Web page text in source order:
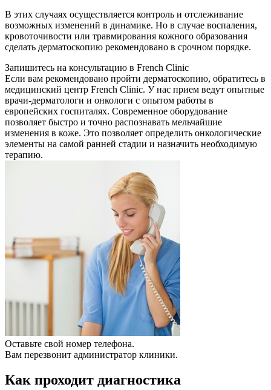
В этих случаях осуществляется контроль и отслеживание
возможных изменений в динамике. Но в случае воспаления,
кровоточивости или травмирования кожного образования
сделать дерматоскопию рекомендовано в срочном порядке.
Запишитесь на консультацию в French Clinic
Если вам рекомендовано пройти дерматоскопию, обратитесь в
медицинский центр French Clinic. У нас прием ведут опытные
врачи-дерматологи и онкологи с опытом работы в
европейских госпиталях. Современное оборудование
позволяет быстро и точно распознавать мельчайшие
изменения в коже. Это позволяет определить онкологические
элементы на самой ранней стадии и назначить необходимую
терапию.
Оставьте свой номер телефона.
Вам перезвонит администратор клиники.
Как проходит диагностика